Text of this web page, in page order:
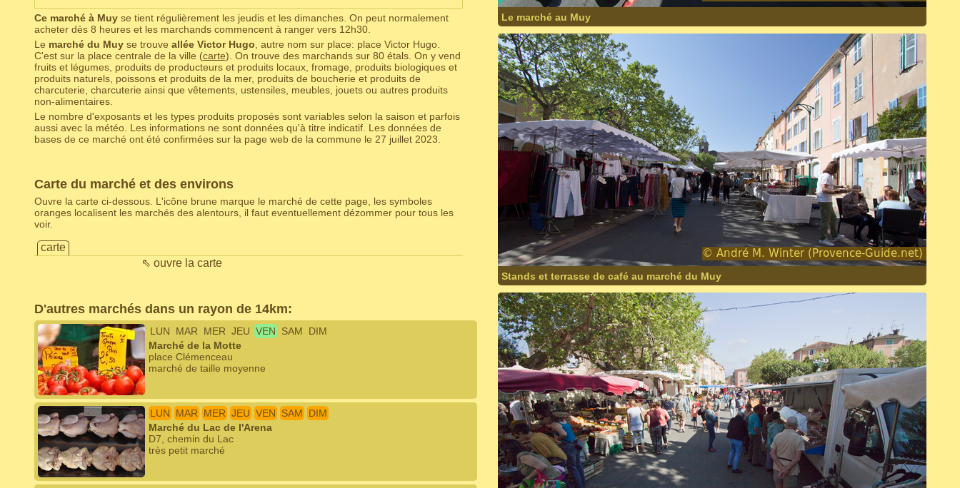
Ce marché à Muyse tient régulièrement les jeudis et les dimanches. On peut normalement
acheter dès 8 heures et les marchands commencent à ranger vers 12h30.
Le marché du Muyse trouve allée Victor Hugo , autre nom sur place: place Victor Hugo.
C'est sur la place centrale de la ville (carte). On trouve des marchands sur 80 étals. On y vend
fruits et légumes, produits de producteurs et produits locaux, fromage, produits biologiques et
produits naturels, poissons et produits de la mer, produits de boucherie et produits de
charcuterie, charcuterie ainsi que vêtements, ustensiles, meubles, jouets ou autres produits
non-alimentaires.
Le nombre d'exposants et les types produits proposés sont variables selon la saison et parfois
aussi avec la météo. Les informations ne sont données qu'à titre indicatif. Les données de
bases de ce marché ont été confirmées sur la page web de la commune le 27 juillet 2023.
Carte du marché et des environs
Ouvre la carte ci-dessous. L'icône brune marque le marché de cette page, les symboles
oranges localisent les marchés des alentours, il faut eventuellement dézommer pour tous les
voir.
carte
⇖ ouvre la carte
D'autres marchés dans un rayon de 14km:
LUN MAR MER JEU VEN SAM
DIM
Marché de la Motte
place Clémenceau
marché de taille moyenne
LUN MAR MER JEU VEN SAM
DIM
Marché du Lac de l'Arena
D7, chemin du Lac
très petit marché
Le marché au Muy
Stands et terrasse de café au marché du Muy